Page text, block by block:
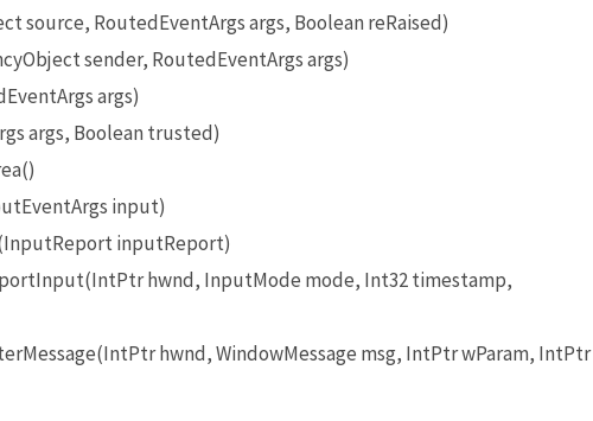
source, RoutedEventArgs args, Boolean reRaised)
sender, RoutedEventArgs args)
args)
args, Boolean trusted)
input)
inputReport)
hwnd, InputMode mode, Int32 timestamp,
hwnd, WindowMessage msg, IntPtr wParam, IntPtr